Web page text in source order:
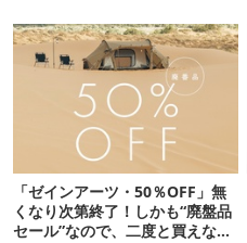
「ゼインアーツ・50％OFF」無
くなり次第終了！しかも“廃盤品
セール”なので、二度と買えない